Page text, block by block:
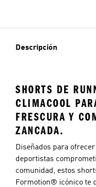
Descripción
SHORTS DE
CLIMACOOL
FRESCURA Y
ZANCADA.
Diseñados para
deportistas
comunidad, estos
Formotion® icónico te